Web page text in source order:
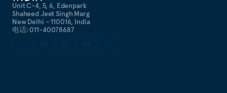
Unit C-4, 5, 6, Edenpark
Shaheed Jeet Singh Marg
New Delhi – 110016, India
电话: 011-40078687